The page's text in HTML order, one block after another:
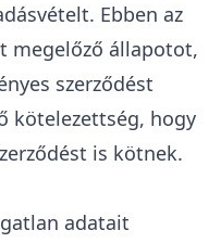
Ebben az
megelőző állapotot,
szerződést
kötelezettség, hogy
is kötnek.
adatait